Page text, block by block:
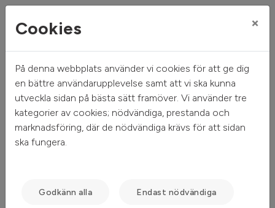
Mitt hem Sök ledigt Objektsdetalj
Objektsdetalj
t.ex. bero på att det inte längre finns tillgängligt att söka.
Cookies ×
På denna webbplats använder vi cookies för att ge dig
en bättre användarupplevelse samt att vi ska kunna
utveckla sidan på bästa sätt framöver. Vi använder tre
kategorier av cookies; nödvändiga, prestanda och
marknadsföring, där de nödvändiga krävs för att sidan
ska fungera.
Godkänn alla Endast nödvändiga